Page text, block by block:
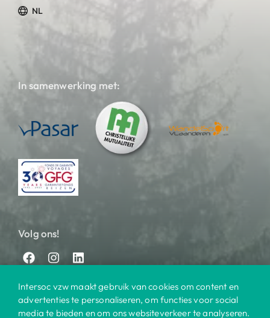
NL
In samenwerking met:
Volg ons!
Intersoc vzw maakt gebruik van cookies om content en
advertenties te personaliseren, om functies voor social
media te bieden en om ons websiteverkeer te analyseren.